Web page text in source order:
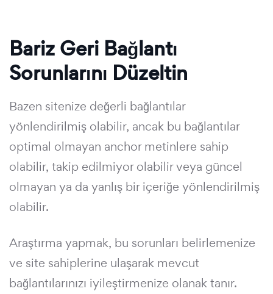
Bariz Geri Bağlantı
Sorunlarını Düzeltin
Bazen sitenize değerli bağlantılar
yönlendirilmiş olabilir, ancak bu bağlantılar
optimal olmayan anchor metinlere sahip
olabilir, takip edilmiyor olabilir veya güncel
olmayan ya da yanlış bir içeriğe yönlendirilmiş
olabilir.
Araştırma yapmak, bu sorunları belirlemenize
ve site sahiplerine ulaşarak mevcut
bağlantılarınızı iyileştirmenize olanak tanır.